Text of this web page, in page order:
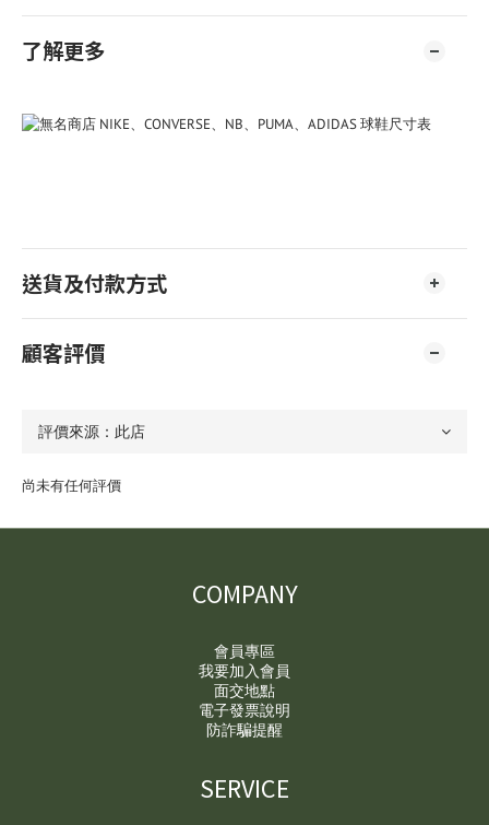
了解更多
送貨及付款方式
顧客評價
尚未有任何評價
COMPANY
會員專區
我要加入會員
面交地點
電子發票說明
防詐騙提醒
SERVICE